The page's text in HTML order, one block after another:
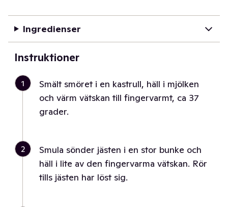
Ingredienser
Instruktioner
1
Smält smöret i en kastrull, häll i mjölken
och värm vätskan till fingervarmt, ca 37
grader.
2
Smula sönder jästen i en stor bunke och
häll i lite av den fingervarma vätskan. Rör
tills jästen har löst sig.